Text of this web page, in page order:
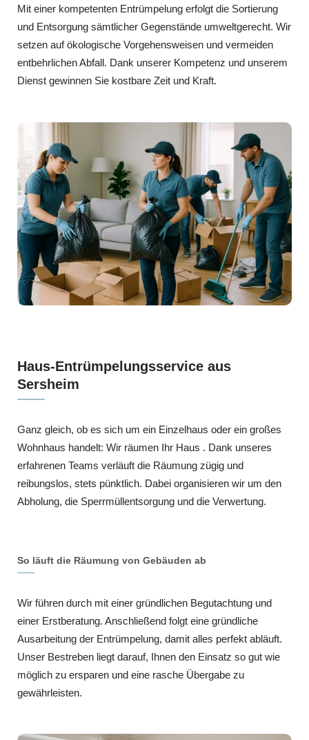
Mit einer kompetenten Entrümpelung erfolgt die Sortierung
und Entsorgung sämtlicher Gegenstände umweltgerecht. Wir
setzen auf ökologische Vorgehensweisen und vermeiden
entbehrlichen Abfall. Dank unserer Kompetenz und unserem
Dienst gewinnen Sie kostbare Zeit und Kraft.
Haus-Entrümpelungsservice aus
Sersheim
Ganz gleich, ob es sich um ein Einzelhaus oder ein großes
Wohnhaus handelt: Wir räumen Ihr Haus . Dank unseres
erfahrenen Teams verläuft die Räumung zügig und
reibungslos, stets pünktlich. Dabei organisieren wir um den
Abholung, die Sperrmüllentsorgung und die Verwertung.
So läuft die Räumung von Gebäuden ab
Wir führen durch mit einer gründlichen Begutachtung und
einer Erstberatung. Anschließend folgt eine gründliche
Ausarbeitung der Entrümpelung, damit alles perfekt abläuft.
Unser Bestreben liegt darauf, Ihnen den Einsatz so gut wie
möglich zu ersparen und eine rasche Übergabe zu
gewährleisten.